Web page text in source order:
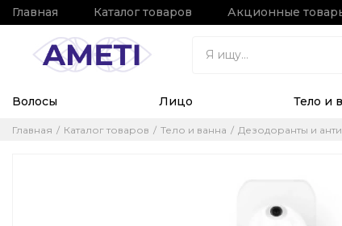
Главная Каталог товаров Акционные
Волосы Лицо Тело и
Главная Каталог товаров Тело и ванна Дезодоранты и